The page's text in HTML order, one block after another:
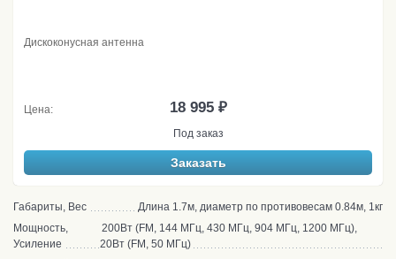
Дискоконусная антенна
Цена: 18 995 ₽
Под заказ
Заказать
Габариты, Вес
Длина 1.7м, диаметр по противовесам 0.84м, 1кг
Мощность,
Усиление
200Вт (FM, 144 МГц, 430 МГц, 904 МГц, 1200 МГц),
20Вт (FM, 50 МГц)